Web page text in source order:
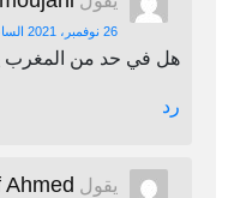
26 نوفمبر، 2021 الساعة 1:41 م
هل في حد من المغرب
رد
يقول Ahmed